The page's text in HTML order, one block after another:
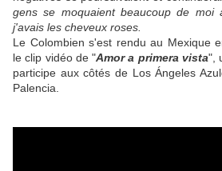
gens se moquaient beaucoup de moi
j'avais les cheveux roses.
Le Colombien s'est rendu au Mexique
le clip vidéo de "Amor a primera vista",
participe aux côtés de Los Ángeles
Palencia.